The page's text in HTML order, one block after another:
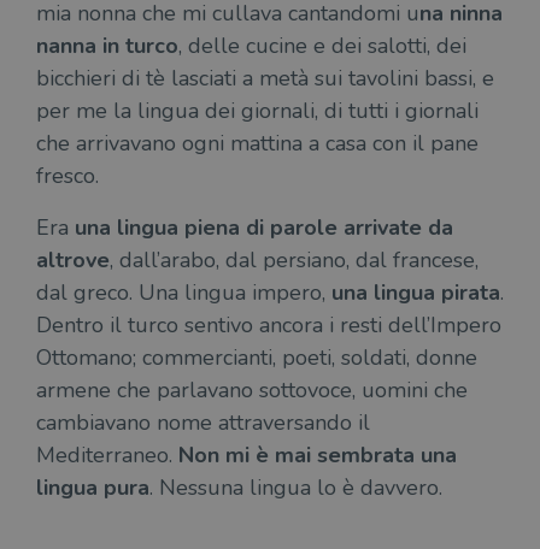
mia nonna che mi cullava cantandomi una ninna
nanna in turco, delle cucine e dei salotti, dei
bicchieri di tè lasciati a metà sui tavolini bassi, e
per me la lingua dei giornali, di tutti i giornali
che arrivavano ogni mattina a casa con il pane
fresco.
Era una lingua piena di parole arrivate da
altrove, dall’arabo, dal persiano, dal francese,
dal greco. Una lingua impero, una lingua pirata.
Dentro il turco sentivo ancora i resti dell’Impero
Ottomano; commercianti, poeti, soldati, donne
armene che parlavano sottovoce, uomini che
cambiavano nome attraversando il
Mediterraneo. Non mi è mai sembrata una
lingua pura. Nessuna lingua lo è davvero.